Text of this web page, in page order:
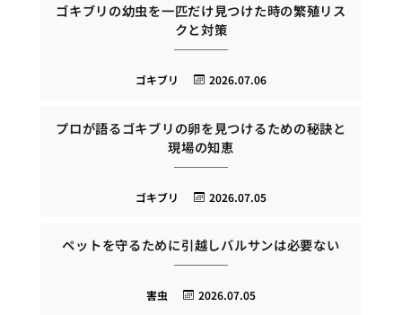
ゴキブリの幼虫を一匹だけ見つけた時の繁殖リス
クと対策
2026.07.06
ゴキブリ
プロが語るゴキブリの卵を見つけるための秘訣と
現場の知恵
2026.07.05
ゴキブリ
ペットを守るために引越しバルサンは必要ない
2026.07.05
害虫